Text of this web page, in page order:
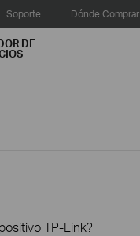
Soporte Dónde Comprar
DE
TP-Link?